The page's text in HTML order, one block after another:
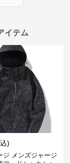
イテム
)
ジ メンズジャージ